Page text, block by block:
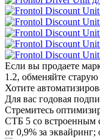
Если вы продаете
1.2, обменяйте
Хотите
Для вас годовая
Стремитесь
СТБ 5 со встроенным
от 0,9% за